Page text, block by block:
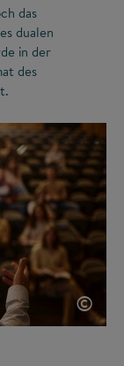
das
dualen
in der
des
©